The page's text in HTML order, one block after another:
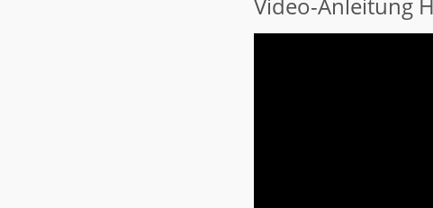
Video-Anleitung